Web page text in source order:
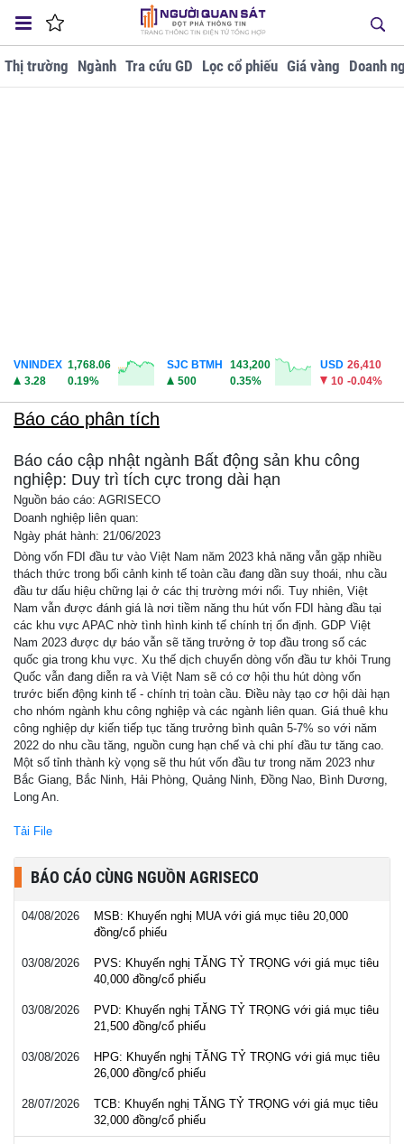
Thị trường Ngành Tra cứu GD Lọc cổ phiếu Giá vàng Doanh
VNINDEX 1,768.06
3.28
0.19%
SJC BTMH
143,200
500
0.35%
USD 26,410
10 -0.04%
Báo cáo phân tích
Báo cáo cập nhật ngành Bất động sản khu công
nghiệp: Duy trì tích cực trong dài hạn
Nguồn báo cáo: AGRISECO
Doanh nghiệp liên quan:
Ngày phát hành: 21/06/2023
Dòng vốn FDI đầu tư vào Việt Nam năm 2023 khả năng vẫn gặp nhiều
thách thức trong bối cảnh kinh tế toàn cầu đang dần suy thoái, nhu cầu
đầu tư dấu hiệu chững lại ở các thị trường mới nổi. Tuy nhiên, Việt
Nam vẫn được đánh giá là nơi tiềm năng thu hút vốn FDI hàng đầu tại
các khu vực APAC nhờ tình hình kinh tế chính trị ổn định. GDP Việt
Nam 2023 được dự báo vẫn sẽ tăng trưởng ở top đầu trong số các
quốc gia trong khu vực. Xu thế dịch chuyển dòng vốn đầu tư khỏi Trung
Quốc vẫn đang diễn ra và Việt Nam sẽ có cơ hội thu hút dòng vốn
trước biến động kinh tế - chính trị toàn cầu. Điều này tạo cơ hội dài hạn
cho nhóm ngành khu công nghiệp và các ngành liên quan. Giá thuê khu
công nghiệp dự kiến tiếp tục tăng trưởng bình quân 5-7% so với năm
2022 do nhu cầu tăng, nguồn cung hạn chế và chi phí đầu tư tăng cao.
Một số tỉnh thành kỳ vọng sẽ thu hút vốn đầu tư trong năm 2023 như
Bắc Giang, Bắc Ninh, Hải Phòng, Quảng Ninh, Đồng Nao, Bình Dương,
Long An.
Tải File
BÁO CÁO CÙNG NGUỒN AGRISECO
04/08/2026
MSB: Khuyến nghị MUA với giá mục tiêu 20,000
đồng/cổ phiếu
03/08/2026
PVS: Khuyến nghị TĂNG TỶ TRỌNG với giá mục tiêu
40,000 đồng/cổ phiếu
03/08/2026
PVD: Khuyến nghị TĂNG TỶ TRỌNG với giá mục tiêu
21,500 đồng/cổ phiếu
03/08/2026
HPG: Khuyến nghị TĂNG TỶ TRỌNG với giá mục tiêu
26,000 đồng/cổ phiếu
28/07/2026
TCB: Khuyến nghị TĂNG TỶ TRỌNG với giá mục tiêu
32,000 đồng/cổ phiếu